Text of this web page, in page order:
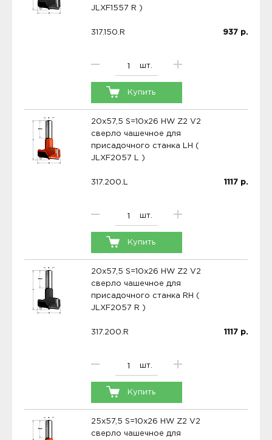
JLXF1557 R )
317.150.R
шт.
937 р.
Купить
20x57,5 S=10x26 HW Z2 V2
сверло чашечное для
присадочного станка LH (
JLXF2057 L )
317.200.L
шт.
1117 р.
Купить
20x57,5 S=10x26 HW Z2 V2
сверло чашечное для
присадочного станка RH (
JLXF2057 R )
317.200.R
шт.
1117 р.
Купить
25x57,5 S=10x26 HW Z2 V2
сверло чашечное для